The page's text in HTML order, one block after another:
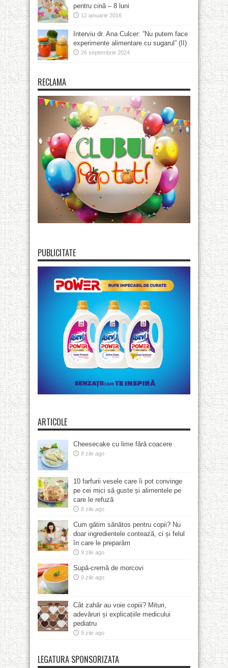
pentru cină – 8 luni
12 ianuarie 2016
Interviu dr. Ana Culcer: ”Nu putem face
experimente alimentare cu sugarul” (II)
26 septembrie 2024
RECLAMA
PUBLICITATE
ARTICOLE
Cheesecake cu lime fără coacere
8 zile ago
10 farfurii vesele care îi pot convinge
pe cei mici să guste și alimentele pe
care le refuză
8 zile ago
Cum gătim sănătos pentru copii? Nu
doar ingredientele contează, ci și felul
în care le preparăm
9 zile ago
Supă-cremă de morcovi
9 zile ago
Cât zahăr au voie copiii? Mituri,
adevăruri și explicațiile medicului
pediatru
9 zile ago
LEGATURA SPONSORIZATA